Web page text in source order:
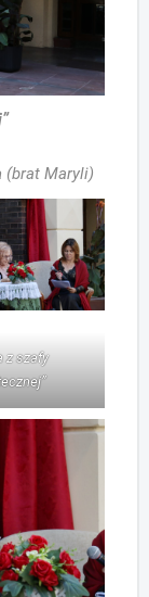
(brat Maryli)
z szafy